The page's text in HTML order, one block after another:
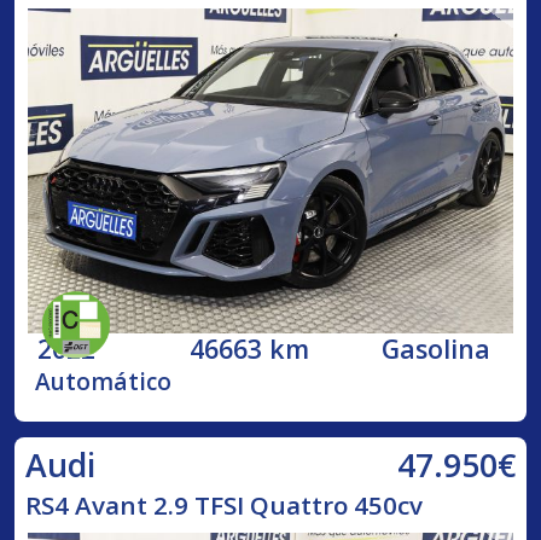
2022 46663 km Gasolina
Automático
Audi 47.950€
RS4 Avant 2.9 TFSI Quattro 450cv